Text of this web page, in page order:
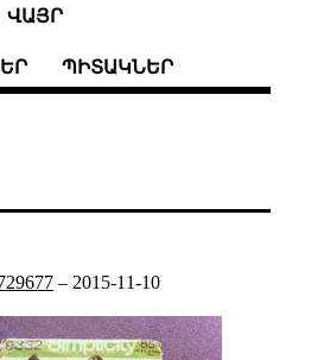
ՎԱՅՐ
ՊԻՏԱԿՆԵՐ
– 2015-11-10